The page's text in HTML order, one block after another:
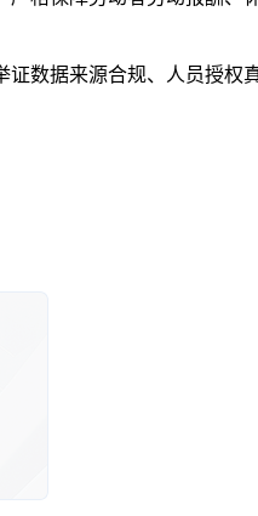
数据来源合规、人员授权